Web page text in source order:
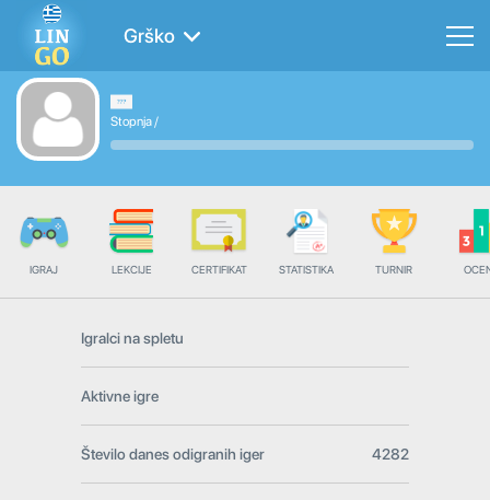
Grško
Stopnja/
IGRAJ LEKCIJE CERTIFIKAT STATISTIKA TURNIR
Igralci na spletu
Aktivne igre
Število danes odigranih iger 4282